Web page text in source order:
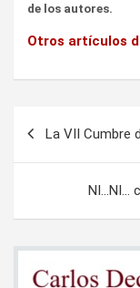
de los autores.
Otros artículos
entradas
La VII Cumbre
NI…NI…